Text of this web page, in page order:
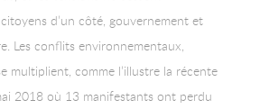
d’un côté, gouvernement et
Les conflits environnementaux,
multiplient, comme l’illustre la récente
2018 où 13 manifestants ont perdu